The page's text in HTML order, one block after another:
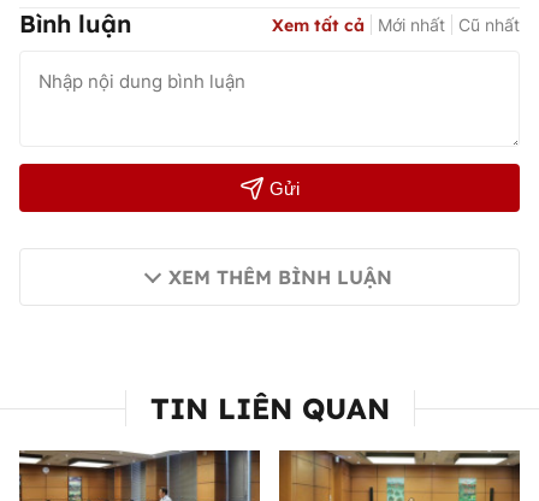
Bình luận Xem tất cả Mới nhất Cũ nhất
Gửi
XEM THÊM BÌNH LUẬN
TIN LIÊN QUAN